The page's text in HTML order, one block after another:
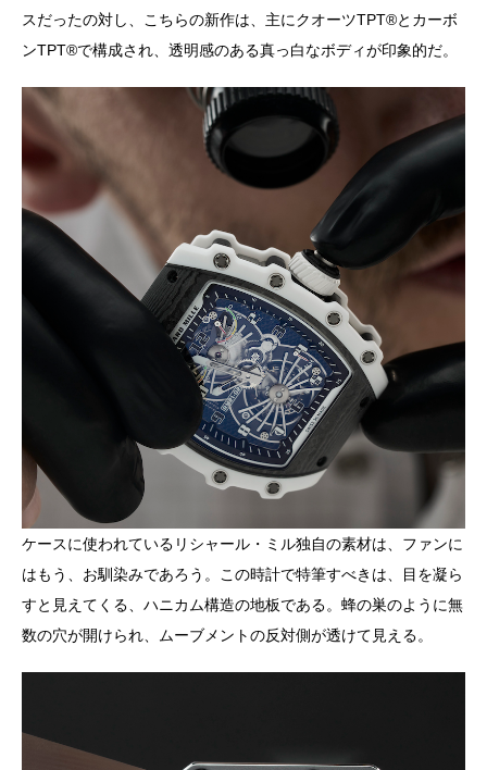
スだったの対し、こちらの新作は、主にクオーツTPT®︎とカーボ
ンTPT®︎で構成され、透明感のある真っ白なボディが印象的だ。
ケースに使われているリシャール・ミル独自の素材は、ファンに
はもう、お馴染みであろう。この時計で特筆すべきは、目を凝ら
すと見えてくる、ハニカム構造の地板である。蜂の巣のように無
数の穴が開けられ、ムーブメントの反対側が透けて見える。